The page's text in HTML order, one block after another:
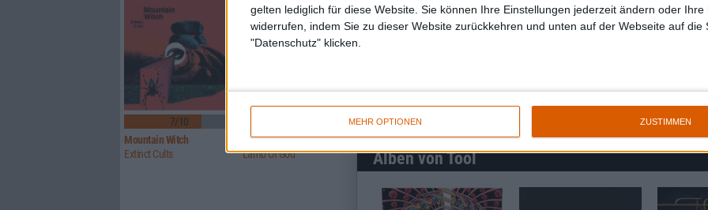
gelten lediglich für diese Website. Sie können Ihre Einstellungen jederzeit ändern oder Ihre
widerrufen, indem Sie zu dieser Website zurückkehren und unten auf der Webseite auf die
"Datenschutz" klicken.
MEHR OPTIONEN ZUSTIMMEN
von bis Punkten
Alben von Tool
7/10
Mountain Witch
Extinct Cults
Lamb Of God
Lamb Of God